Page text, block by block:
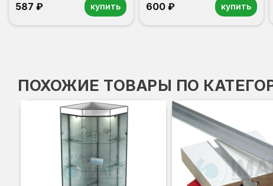
587 ₽ купить 600 ₽ купить
ПОХОЖИЕ ТОВАРЫ ПО